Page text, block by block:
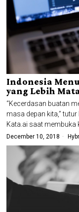
Indonesia
yang Lebih
“Kecerdasan buatan
masa depan kita,”
Kata.ai saat membuka
December 10, 2018